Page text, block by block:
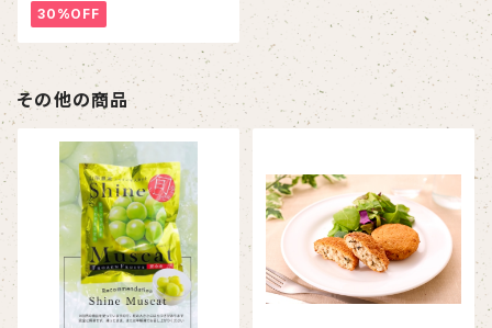
30%OFF
その他の商品